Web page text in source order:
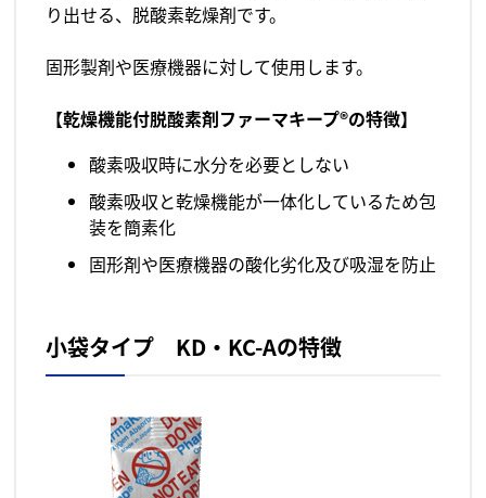
り出せる、脱酸素乾燥剤です。
固形製剤や医療機器に対して使用します。
【乾燥機能付脱酸素剤ファーマキープ®の特徴】
酸素吸収時に水分を必要としない
酸素吸収と乾燥機能が一体化しているため包
装を簡素化
固形剤や医療機器の酸化劣化及び吸湿を防止
小袋タイプ KD・KC-Aの特徴